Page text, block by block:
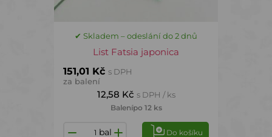
✔ Skladem – odeslání do 2 dnů
List Fatsia japonica
151,01 Kč s DPH
za balení
12,58 Kč s DPH / ks
Balenípo 12 ks
bal Do košíku